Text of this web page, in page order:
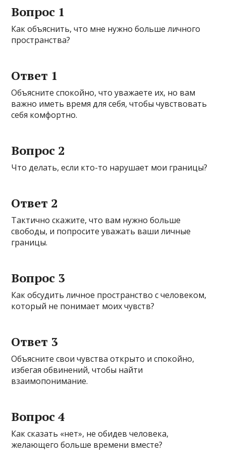
Вопрос 1
Как объяснить, что мне нужно больше личного
пространства?
Ответ 1
Объясните спокойно, что уважаете их, но вам
важно иметь время для себя, чтобы чувствовать
себя комфортно.
Вопрос 2
Что делать, если кто-то нарушает мои границы?
Ответ 2
Тактично скажите, что вам нужно больше
свободы, и попросите уважать ваши личные
границы.
Вопрос 3
Как обсудить личное пространство с человеком,
который не понимает моих чувств?
Ответ 3
Объясните свои чувства открыто и спокойно,
избегая обвинений, чтобы найти
взаимопонимание.
Вопрос 4
Как сказать «нет», не обидев человека,
желающего больше времени вместе?